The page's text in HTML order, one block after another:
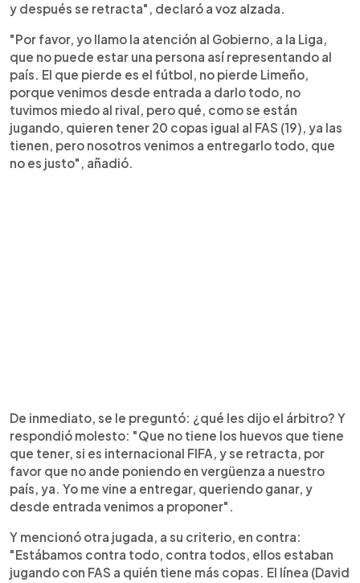
y después se retracta", declaró a voz alzada.
"Por favor, yo llamo la atención al Gobierno, a la Liga,
que no puede estar una persona así representando al
país. El que pierde es el fútbol, no pierde Limeño,
porque venimos desde entrada a darlo todo, no
tuvimos miedo al rival, pero qué, como se están
jugando, quieren tener 20 copas igual al FAS (19), ya las
tienen, pero nosotros venimos a entregarlo todo, que
no es justo", añadió.
De inmediato, se le preguntó: ¿qué les dijo el árbitro? Y
respondió molesto: "Que no tiene los huevos que tiene
que tener, si es internacional FIFA, y se retracta, por
favor que no ande poniendo en vergüenza a nuestro
país, ya. Yo me vine a entregar, queriendo ganar, y
desde entrada venimos a proponer".
Y mencionó otra jugada, a su criterio, en contra:
"Estábamos contra todo, contra todos, ellos estaban
jugando con FAS a quién tiene más copas. El línea (David